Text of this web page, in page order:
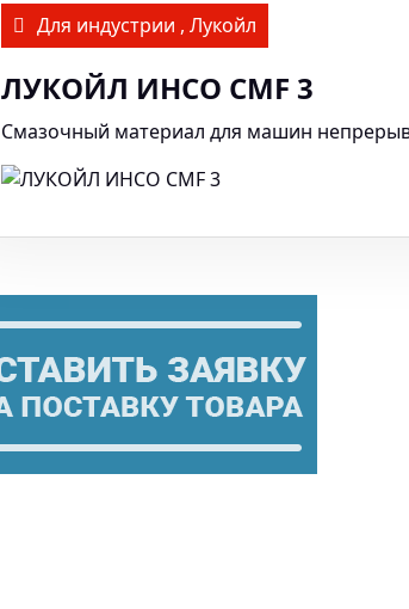
Для индустрии , Лукойл
ЛУКОЙЛ ИНСО CMF 3
Смазочный материал для машин